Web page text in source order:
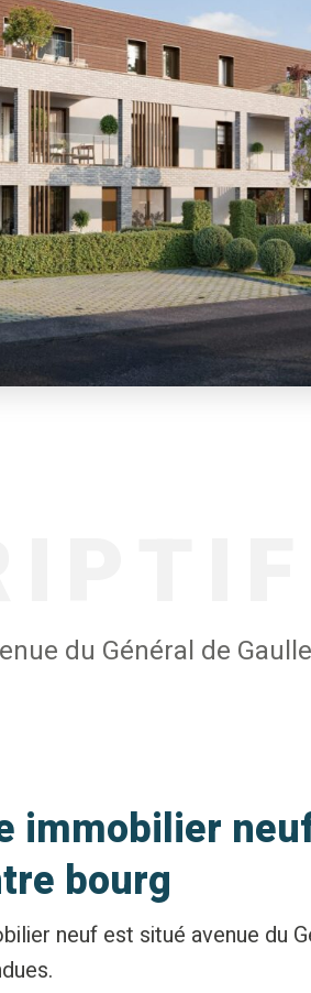
du Général de
immobilier
bourg
neuf est situé avenue du